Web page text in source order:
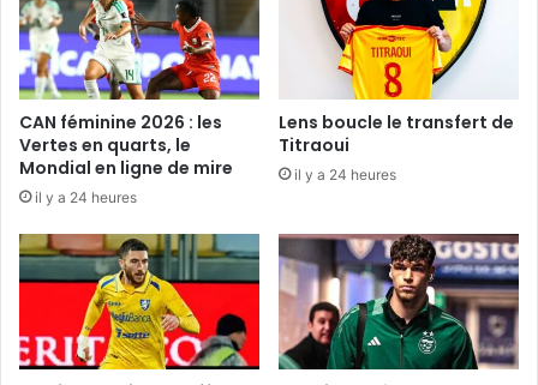
CAN féminine 2026 : les
Vertes en quarts, le
Mondial en ligne de mire
il y a 24 heures
Lens boucle le transfert de
Titraoui
il y a 24 heures